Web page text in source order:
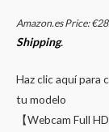
Amazon.es Price:€
Shipping.
Haz clic aquí para
tu modelo
【Webcam Full